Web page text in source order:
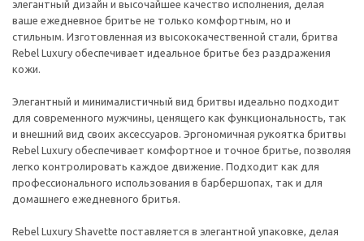
элегантный дизайн и высочайшее качество исполнения, делая
ваше ежедневное бритье не только комфортным, но и
стильным. Изготовленная из высококачественной стали, бритва
Rebel Luxury обеспечивает идеальное бритье без раздражения
кожи.
Элегантный и минималистичный вид бритвы идеально подходит
для современного мужчины, ценящего как функциональность, так
и внешний вид своих аксессуаров. Эргономичная рукоятка бритвы
Rebel Luxury обеспечивает комфортное и точное бритье, позволяя
легко контролировать каждое движение. Подходит как для
профессионального использования в барбершопах, так и для
домашнего ежедневного бритья.
Rebel Luxury Shavette поставляется в элегантной упаковке, делая